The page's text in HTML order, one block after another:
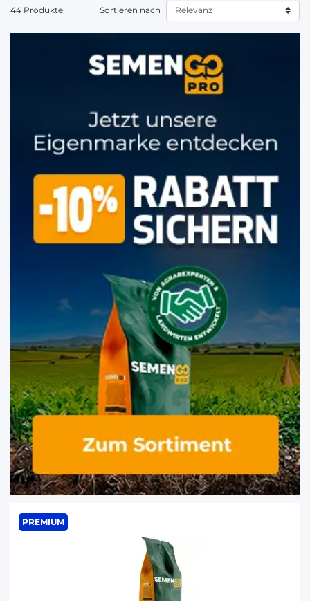
44 Produkte Sortieren nach
PREMIUM